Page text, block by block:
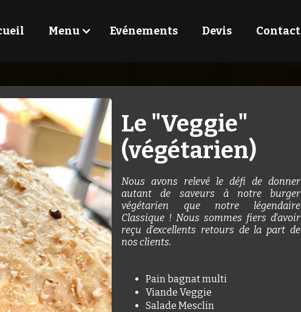
Menu Evénements Devis Contact
Le "Veggie"
(végétarien)
Nous avons relevé le défi de donner
autant de saveurs à notre burger
végétarien que notre légendaire
Classique ! Nous sommes fiers d'avoir
reçu d'excellents retours de la part de
nos clients.
Pain bagnat multi
Viande Veggie
Salade Mesclin